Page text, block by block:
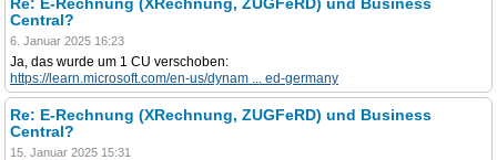
Central?
6. Januar 2025 16:23
Ja, das wurde um 1 CU verschoben:
https://learn.microsoft.com/en-us/dynam ... ed-germany
Re: E-Rechnung (XRechnung, ZUGFeRD) und Business
Central?
15. Januar 2025 15:31